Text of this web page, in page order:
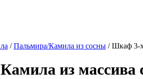
/ Пальмира/Камила из сосны / Шкаф 3-х
из массива